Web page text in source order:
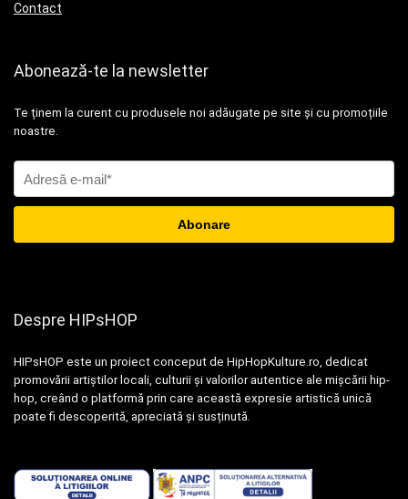
Contact
Abonează-te la newsletter
Te ținem la curent cu produsele noi adăugate pe site și cu promoțiile
noastre.
Despre HIPsHOP
HIPsHOP este un proiect conceput de HipHopKulture.ro, dedicat
promovării artiștilor locali, culturii și valorilor autentice ale mișcării hip-
hop, creând o platformă prin care această expresie artistică unică
poate fi descoperită, apreciată și susținută.